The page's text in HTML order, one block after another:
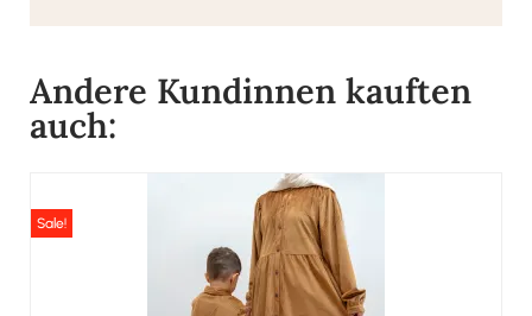
Andere Kundinnen kauften
auch:
Sale!